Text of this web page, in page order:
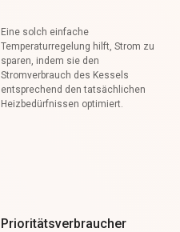
Eine solch einfache
Temperaturregelung hilft, Strom zu
sparen, indem sie den
Stromverbrauch des Kessels
entsprechend den tatsächlichen
Heizbedürfnissen optimiert.
Prioritätsverbraucher